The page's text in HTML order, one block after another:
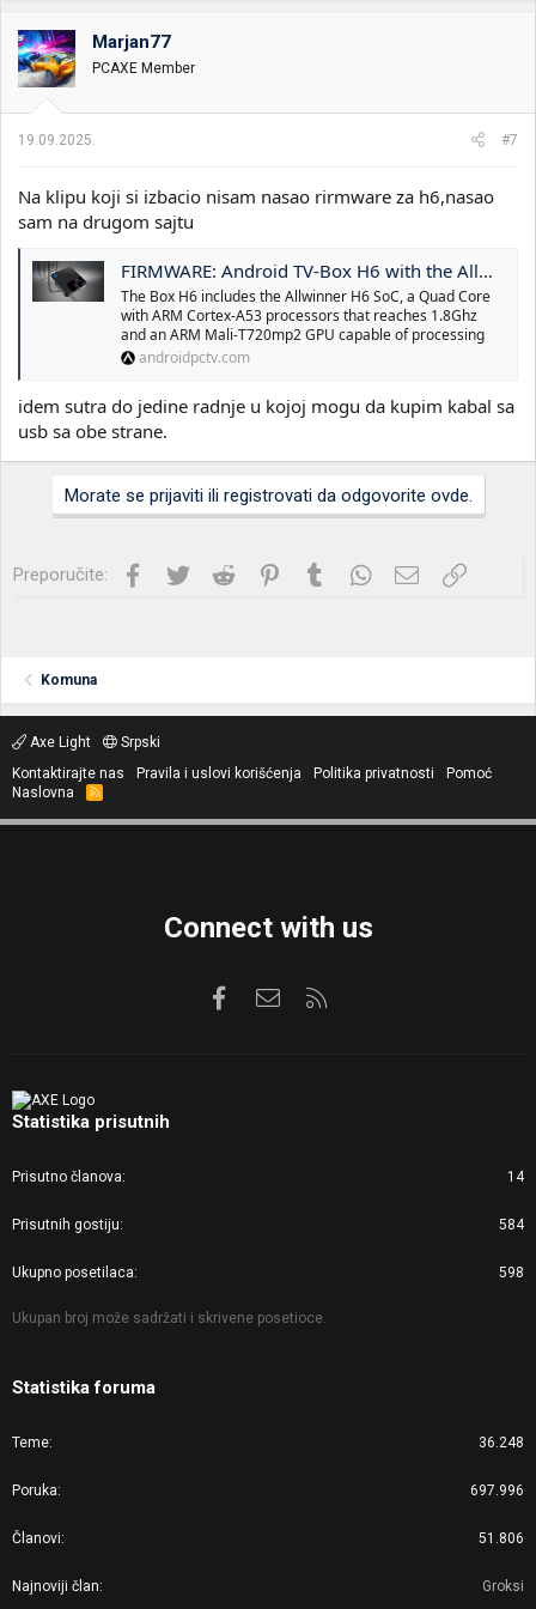
o
v
a
n
:
Marjan77
PCAXE Member
19.09.2025. #7
Na klipu koji si izbacio nisam nasao rirmware za h6,nasao
sam na drugom sajtu
FIRMWARE: Android TV-Box H6 with the Allwinner H6 SoC (11-14-2019)
The Box H6 includes the Allwinner H6 SoC, a Quad Core
with ARM Cortex-A53 processors that reaches 1.8Ghz
and an ARM Mali-T720mp2 GPU capable of processing
androidpctv.com
idem sutra do jedine radnje u kojoj mogu da kupim kabal sa
usb sa obe strane.
Morate se prijaviti ili registrovati da odgovorite ovde.
Preporučite: Facebook
Twitter Reddit PinterestTumblrWhatsApp
Imejl Link
Komuna
Axe Light
Srpski
Kontaktirajte nas
Pravila i uslovi korišćenja Politika privatnosti
Pomoć
Naslovna
R
S
Connect with us
FacebookKontaktirajte nas
Statistika prisutnih
Prisutno članova 14
Prisutnih gostiju 584
Ukupno posetilaca 598
Ukupan broj može sadržati i skrivene posetioce.
Statistika foruma
Teme 36.248
Poruka 697.996
Članovi 51.806
Najnoviji član Groksi